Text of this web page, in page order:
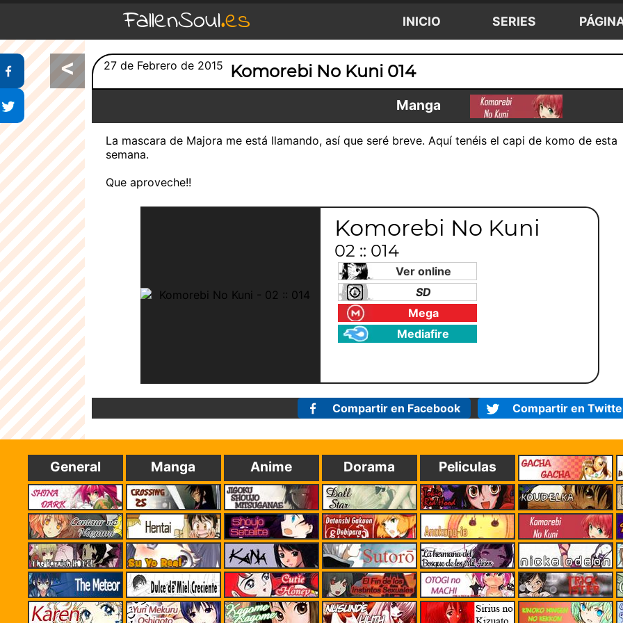
FallenSoul.es INICIO SERIES
<
Compartir en Facebook
Compartir en Twitter
27 de Febrero de 2015 Komorebi No Kuni 014
Manga
La mascara de Majora me está llamando, así que seré breve. Aquí tenéis el capi de komo de esta
semana.
Que aproveche!!
Komorebi No Kuni
02 :: 014
Ver online
SD
Mega
Mediafire
Compartir en Facebook Compartir en
General Manga Anime Dorama Peliculas